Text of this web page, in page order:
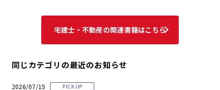
宅建士・不動産の関連書籍はこちら
同じカテゴリの最近のお知らせ
2026/07/15 PICK UP